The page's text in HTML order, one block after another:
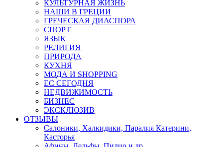
КУЛЬТУРНАЯ ЖИЗНЬ
НАШИ В ГРЕЦИИ
ГРЕЧЕСКАЯ ДИАСПОРА
СПОРТ
ЯЗЫК
РЕЛИГИЯ
ПРИРОДА
КУХНЯ
МОДА И SHOPPING
ЕС СЕГОДНЯ
НЕДВИЖИМОСТЬ
БИЗНЕС
ЭКСКЛЮЗИВ
ОТЗЫВЫ
Салоники, Халкидики, Паралия Катерини,
Касторья